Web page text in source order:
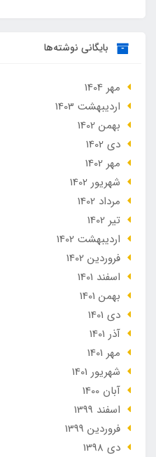
بایگانی نوشته‌ها
مهر 1404
ارديبهشت 1403
بهمن 1402
دی 1402
مهر 1402
شهریور 1402
مرداد 1402
تير 1402
ارديبهشت 1402
فروردین 1402
اسفند 1401
بهمن 1401
دی 1401
آذر 1401
مهر 1401
شهریور 1401
آبان 1400
اسفند 1399
فروردین 1399
دی 1398